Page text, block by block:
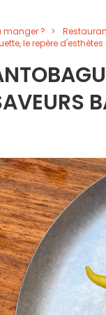
manger ?
le repère